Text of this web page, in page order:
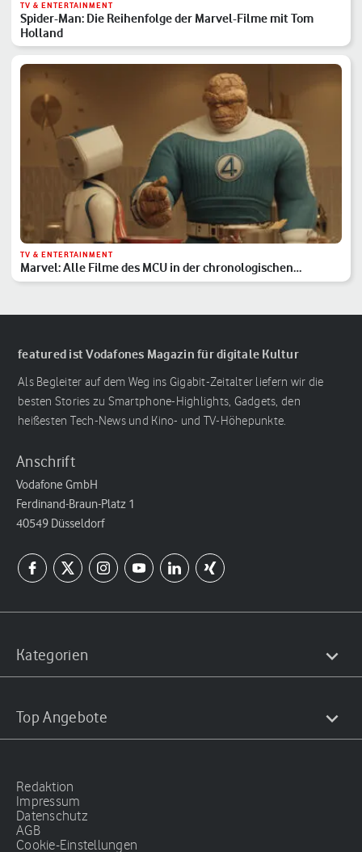
TV & ENTERTAINMENT
Spider-Man: Die Reihenfolge der Marvel-Filme mit Tom
Holland
TV & ENTERTAINMENT
Marvel: Alle Filme des MCU in der chronologischen
Reihenfolge
featured ist Vodafones Magazin für digitale Kultur
Als Begleiter auf dem Weg ins Gigabit-Zeitalter liefern wir die
besten Stories zu Smartphone-Highlights, Gadgets, den
heißesten Tech-News und Kino- und TV-Höhepunkte.
Anschrift
Vodafone GmbH
Ferdinand-Braun-Platz 1
40549 Düsseldorf
Kategorien
Top Angebote
Redaktion
Impressum
Datenschutz
AGB
Cookie-Einstellungen